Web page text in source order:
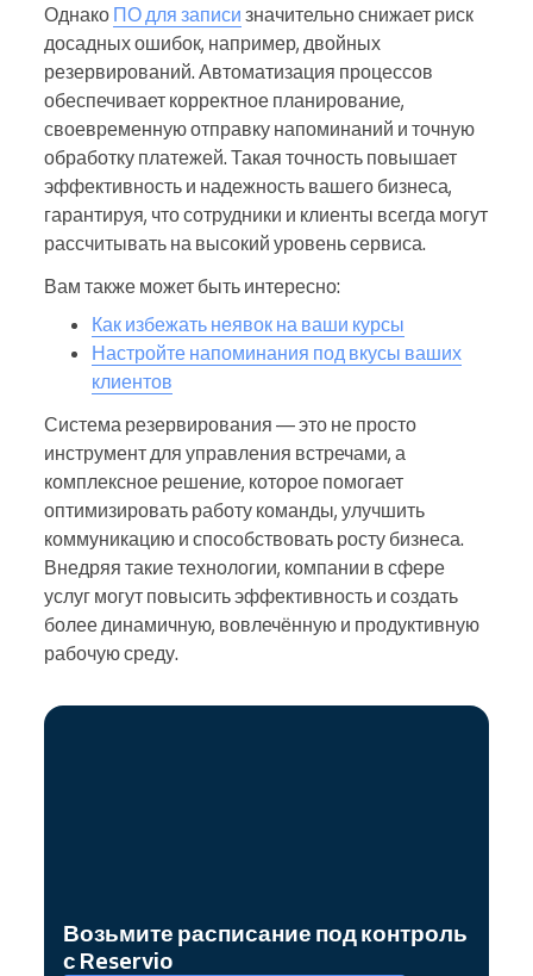
Однако ПО для записи значительно снижает риск
досадных ошибок, например, двойных
резервирований. Автоматизация процессов
обеспечивает корректное планирование,
своевременную отправку напоминаний и точную
обработку платежей. Такая точность повышает
эффективность и надежность вашего бизнеса,
гарантируя, что сотрудники и клиенты всегда могут
рассчитывать на высокий уровень сервиса.
Вам также может быть интересно:
Как избежать неявок на ваши курсы
Настройте напоминания под вкусы ваших
клиентов
Система резервирования — это не просто
инструмент для управления встречами, а
комплексное решение, которое помогает
оптимизировать работу команды, улучшить
коммуникацию и способствовать росту бизнеса.
Внедряя такие технологии, компании в сфере
услуг могут повысить эффективность и создать
более динамичную, вовлечённую и продуктивную
рабочую среду.
Возьмите расписание под контроль
с Reservio